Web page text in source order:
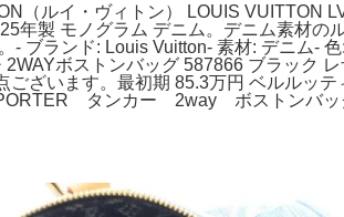
（ルイ・ヴィトン） LOUIS VUITTON
年製 モノグラム デニム。デニム素材
- ブランド: Louis Vuitton- 素材: デニム-
2WAYボストンバッグ 587866 ブラック
ございます。最初期 85.3万円 ベルルッ
タンカー 2way ボストンバッ